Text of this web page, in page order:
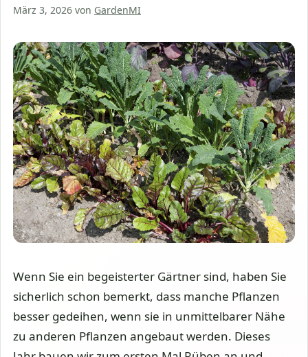
März 3, 2026 von GardenMI
Wenn Sie ein begeisterter Gärtner sind, haben Sie
sicherlich schon bemerkt, dass manche Pflanzen
besser gedeihen, wenn sie in unmittelbarer Nähe
zu anderen Pflanzen angebaut werden. Dieses